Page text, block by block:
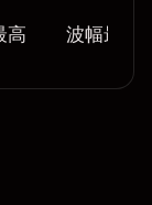
高 波幅最大